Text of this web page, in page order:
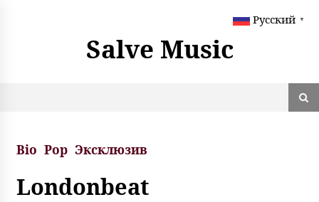
Salve Music
Bio Pop Эксклюзив
Londonbeat
Русский ▼